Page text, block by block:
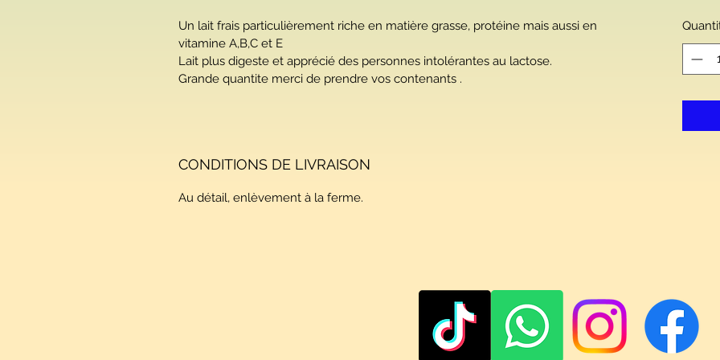
Un lait frais particulièrement riche en matière grasse, protéine mais aussi en
vitamine A,B,C et E
Lait plus digeste et apprécié des personnes intolérantes au lactose.
Grande quantite merci de prendre vos contenants .
CONDITIONS DE LIVRAISON
Au détail, enlèvement à la ferme.
pour